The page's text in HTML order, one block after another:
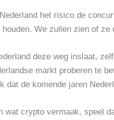
het risico de
houden. We zullen zien of
deze weg inslaat,
markt proberen te
dat de komende jaren
wat crypto vermaak, speel